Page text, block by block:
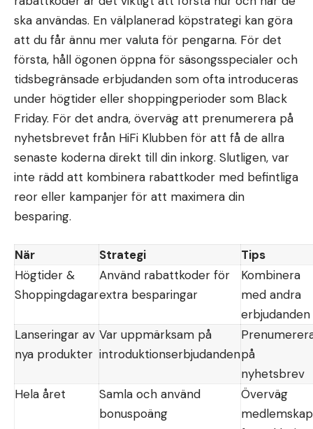
ska användas. En välplanerad köpstrategi kan göra
att du får ännu mer valuta för pengarna. För det
första, håll ögonen öppna för säsongsspecialer och
tidsbegränsade erbjudanden som ofta introduceras
under högtider eller shoppingperioder som Black
Friday. För det andra, överväg att prenumerera på
nyhetsbrevet från HiFi Klubben för att få de allra
senaste koderna direkt till din inkorg. Slutligen, var
inte rädd att kombinera rabattkoder med befintliga
reor eller kampanjer för att maximera din
besparing.
När Strategi
Tips
Högtider &
Shoppingdagar
Använd rabattkoder för
extra besparingar
Kombinera
med andra
erbjudanden
Lanseringar av
nya produkter
Var uppmärksam på
introduktionserbjudandenpå
nyhetsbrev
Hela året
Samla och använd
bonuspoäng
Överväg
medlemskap